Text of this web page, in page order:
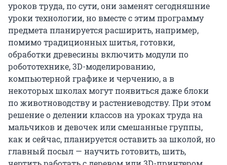
уроков труда, по сути, они заменят сегодняшние
уроки технологии, но вместе с этим программу
предмета планируется расширить, например,
помимо традиционных шитья, готовки,
обработки древесины включить модули по
робототехнике, 3D-моделированию,
компьютерной графике и черчению, а в
некоторых школах могут появиться даже блоки
по животноводству и растениеводству. При этом
решение о делении классов на уроках труда на
мальчиков и девочек или смешанные группы,
как и сейчас, планируется оставить за школой, но
главный посыл — научить готовить, шить,